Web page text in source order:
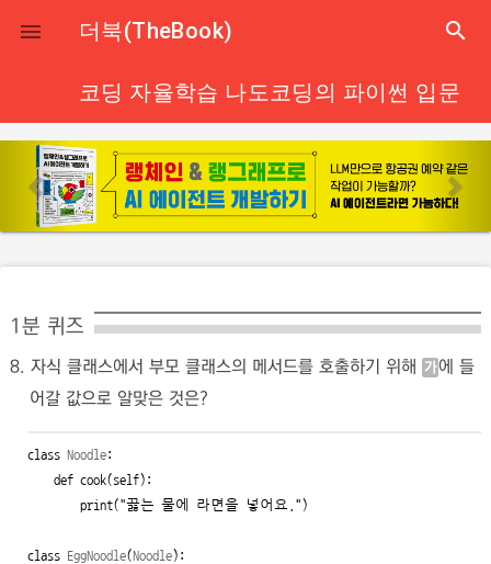
close
 더북(TheBook) search
코딩 자율학습 나도코딩의 파이썬 입문
p
r
e
u
s
e
x
1분 퀴즈
8. 자식 클래스에서 부모 클래스의 메서드를 호출하기 위해 가 에 들
어갈 값으로 알맞은 것은?
class Noodle:
def cook(self):
        print(
"끓는 물에 라면을 넣어요." )
class EggNoodle(Noodle):